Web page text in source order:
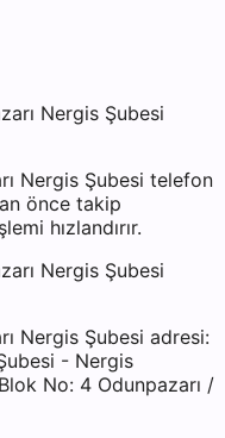
Nergis Şubesi
Nergis Şubesi telefon
önce takip
hızlandırır.
Nergis Şubesi
Nergis Şubesi adresi:
- Nergis
No: 4 Odunpazarı /